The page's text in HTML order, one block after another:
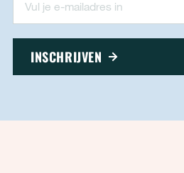
" geeft vereiste velden aan
INSCHRIJVEN